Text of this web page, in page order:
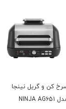
سرخ کن شارپ مدل KF-
AF70RT-S3